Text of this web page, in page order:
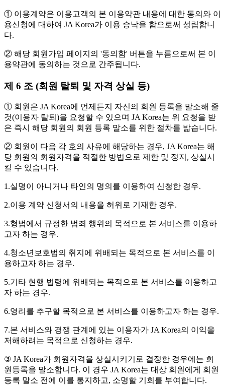
① 이용계약은 이용고객의 본 이용약관 내용에 대한 동의와 이
용신청에 대하여 JA Korea가 이용 승낙을 함으로써 성립합니
다.
② 해당 회원가입 페이지의 '동의함' 버튼을 누름으로써 본 이
용약관에 동의하는 것으로 간주됩니다.
제 6 조 (회원 탈퇴 및 자격 상실 등)
① 회원은 JA Korea에 언제든지 자신의 회원 등록을 말소해 줄
것(이용자 탈퇴)을 요청할 수 있으며 JA Korea는 위 요청을 받
은 즉시 해당 회원의 회원 등록 말소를 위한 절차를 밟습니다.
② 회원이 다음 각 호의 사유에 해당하는 경우, JA Korea는 해
당 회원의 회원자격을 적절한 방법으로 제한 및 정지, 상실시
킬 수 있습니다.
1.실명이 아니거나 타인의 명의를 이용하여 신청한 경우.
2.이용 계약 신청서의 내용을 허위로 기재한 경우.
3.형법에서 규정한 범죄 행위의 목적으로 본 서비스를 이용하
고자 하는 경우.
4.청소년보호법의 취지에 위배되는 목적으로 본 서비스를 이
용하고자 하는 경우.
5.기타 현행 법령에 위배되는 목적으로 본 서비스를 이용하고
자 하는 경우.
6.영리를 추구할 목적으로 본 서비스를 이용하고자 하는 경우.
7.본 서비스와 경쟁 관계에 있는 이용자가 JA Korea의 이익을
저해하려는 목적으로 신청하는 경우.
③ JA Korea가 회원자격을 상실시키기로 결정한 경우에는 회
원등록을 말소합니다. 이 경우 JA Korea는 대상 회원에게 회원
등록 말소 전에 이를 통지하고, 소명할 기회를 부여합니다.